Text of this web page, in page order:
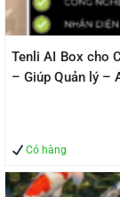
Tenli AI Box cho
– Giúp Quản lý –
Có hàng